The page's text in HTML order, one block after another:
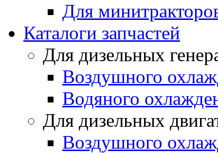
Для
Каталоги запчастей
Для дизельных
Воздушного
Водяного
Для дизельных
Воздушного